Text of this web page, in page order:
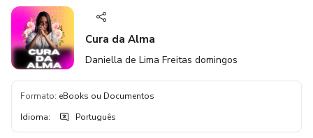
Cura da Alma
Daniella de Lima Freitas domingos
Formato: eBooks ou Documentos
Idioma: Português